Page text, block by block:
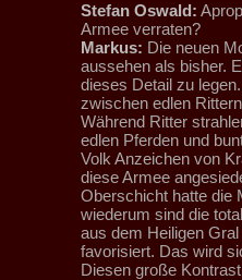
Stefan Oswald:
Armee verraten?
Markus: Die neuen
aussehen als bisher.
dieses Detail zu
zwischen edlen
Während Ritter
edlen Pferden und
Volk Anzeichen von
diese Armee
Oberschicht hatte die
wiederum sind die
aus dem Heiligen
favorisiert. Das wird
Diesen große